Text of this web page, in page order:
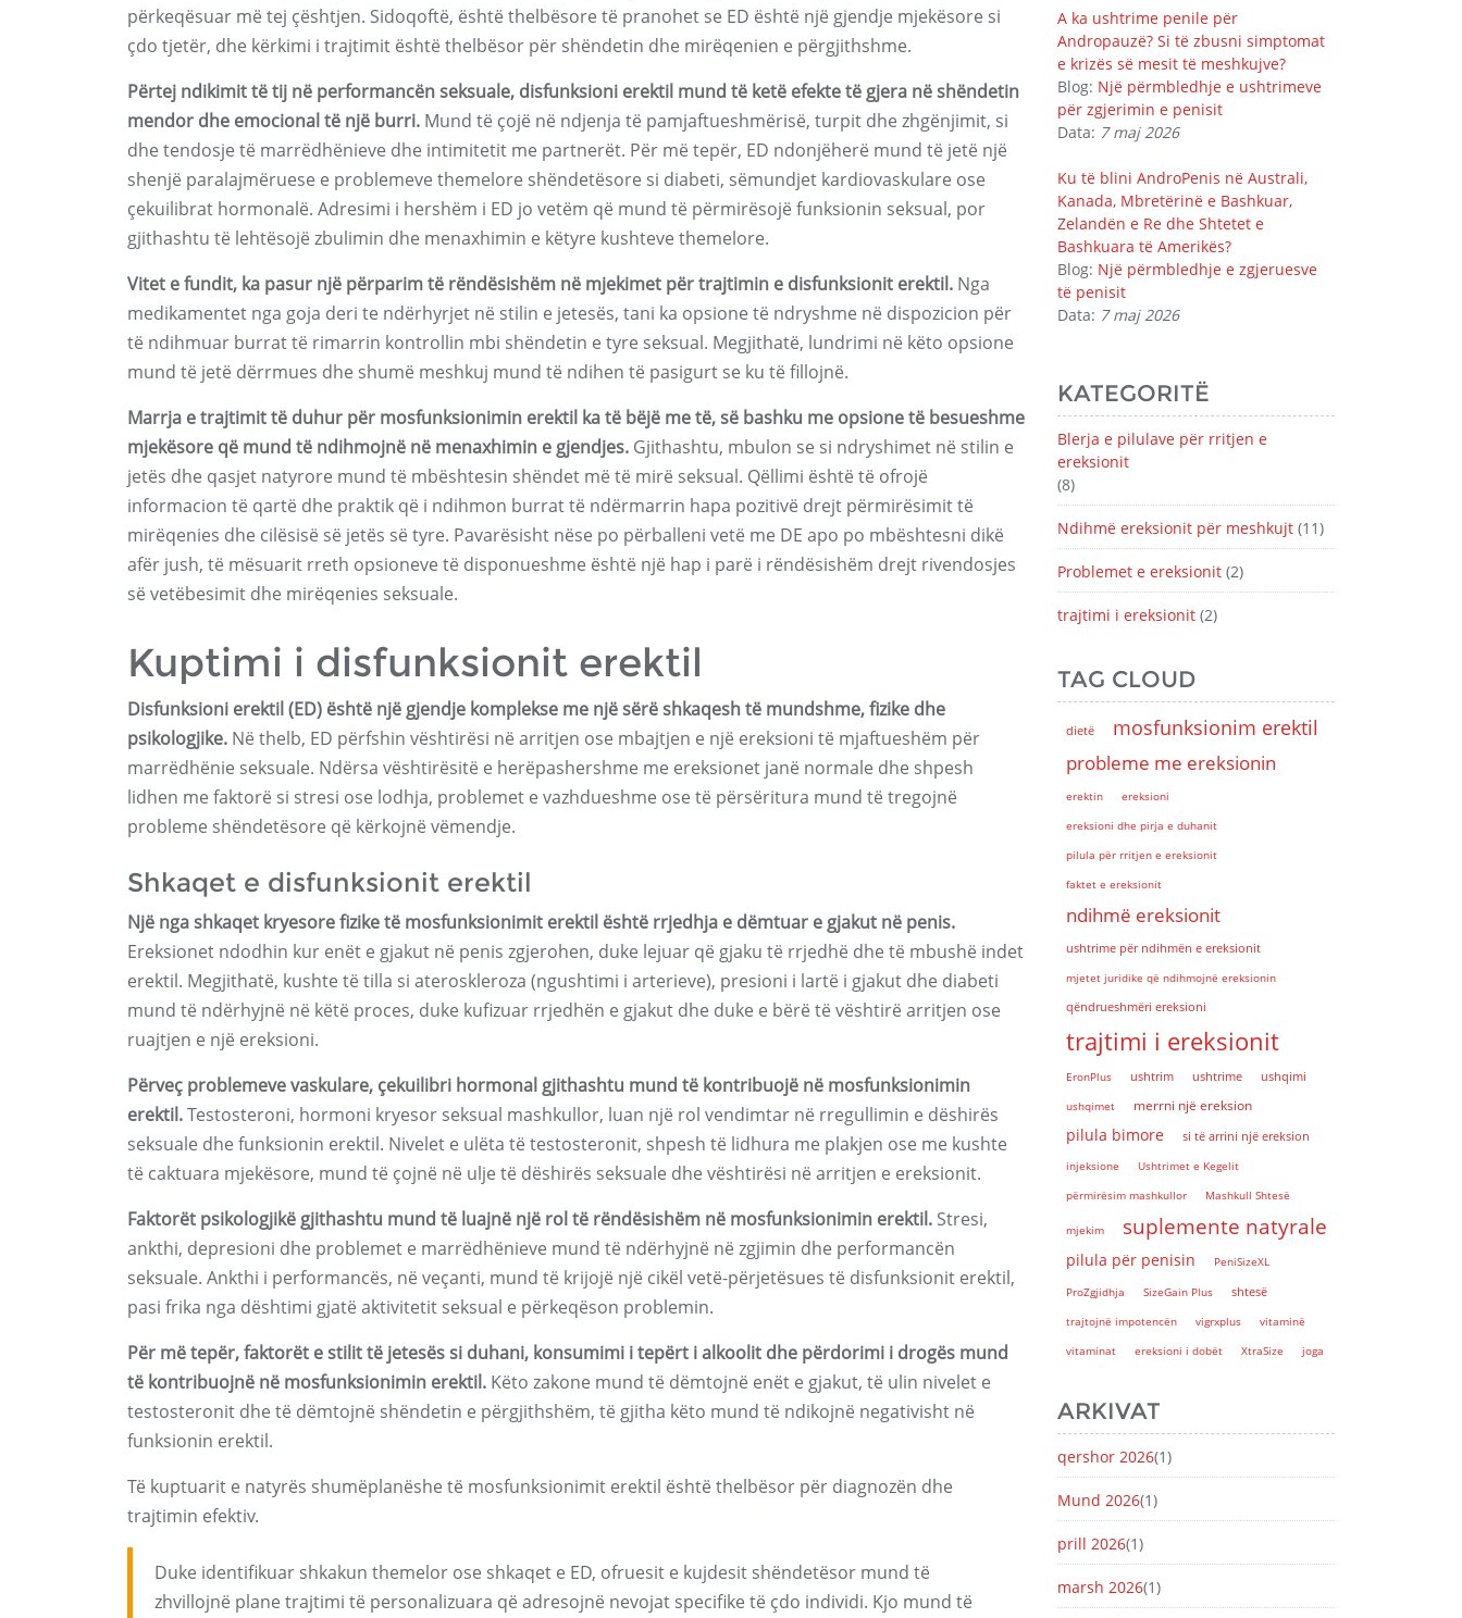
përkeqësuar më tej çështjen. Sidoqoftë, është thelbësore të pranohet se ED është një gjendje mjekësore si
çdo tjetër, dhe kërkimi i trajtimit është thelbësor për shëndetin dhe mirëqenien e përgjithshme.
Përtej ndikimit të tij në performancën seksuale, disfunksioni erektil mund të ketë efekte të gjera në shëndetin
mendor dhe emocional të një burri. Mund të çojë në ndjenja të pamjaftueshmërisë, turpit dhe zhgënjimit, si
dhe tendosje të marrëdhënieve dhe intimitetit me partnerët. Për më tepër, ED ndonjëherë mund të jetë një
shenjë paralajmëruese e problemeve themelore shëndetësore si diabeti, sëmundjet kardiovaskulare ose
çekuilibrat hormonalë. Adresimi i hershëm i ED jo vetëm që mund të përmirësojë funksionin seksual, por
gjithashtu të lehtësojë zbulimin dhe menaxhimin e këtyre kushteve themelore.
Vitet e fundit, ka pasur një përparim të rëndësishëm në mjekimet për trajtimin e disfunksionit erektil. Nga
medikamentet nga goja deri te ndërhyrjet në stilin e jetesës, tani ka opsione të ndryshme në dispozicion për
të ndihmuar burrat të rimarrin kontrollin mbi shëndetin e tyre seksual. Megjithatë, lundrimi në këto opsione
mund të jetë dërrmues dhe shumë meshkuj mund të ndihen të pasigurt se ku të fillojnë.
Marrja e trajtimit të duhur për mosfunksionimin erektil ka të bëjë me të, së bashku me opsione të besueshme
mjekësore që mund të ndihmojnë në menaxhimin e gjendjes. Gjithashtu, mbulon se si ndryshimet në stilin e
jetës dhe qasjet natyrore mund të mbështesin shëndet më të mirë seksual. Qëllimi është të ofrojë
informacion të qartë dhe praktik që i ndihmon burrat të ndërmarrin hapa pozitivë drejt përmirësimit të
mirëqenies dhe cilësisë së jetës së tyre. Pavarësisht nëse po përballeni vetë me DE apo po mbështesni dikë
afër jush, të mësuarit rreth opsioneve të disponueshme është një hap i parë i rëndësishëm drejt rivendosjes
së vetëbesimit dhe mirëqenies seksuale.
Kuptimi i disfunksionit erektil
Disfunksioni erektil (ED) është një gjendje komplekse me një sërë shkaqesh të mundshme, fizike dhe
psikologjike. Në thelb, ED përfshin vështirësi në arritjen ose mbajtjen e një ereksioni të mjaftueshëm për
marrëdhënie seksuale. Ndërsa vështirësitë e herëpashershme me ereksionet janë normale dhe shpesh
lidhen me faktorë si stresi ose lodhja, problemet e vazhdueshme ose të përsëritura mund të tregojnë
probleme shëndetësore që kërkojnë vëmendje.
Shkaqet e disfunksionit erektil
Një nga shkaqet kryesore fizike të mosfunksionimit erektil është rrjedhja e dëmtuar e gjakut në penis.
Ereksionet ndodhin kur enët e gjakut në penis zgjerohen, duke lejuar që gjaku të rrjedhë dhe të mbushë indet
erektil. Megjithatë, kushte të tilla si ateroskleroza (ngushtimi i arterieve), presioni i lartë i gjakut dhe diabeti
mund të ndërhyjnë në këtë proces, duke kufizuar rrjedhën e gjakut dhe duke e bërë të vështirë arritjen ose
ruajtjen e një ereksioni.
Përveç problemeve vaskulare, çekuilibri hormonal gjithashtu mund të kontribuojë në mosfunksionimin
erektil.Testosteroni, hormoni kryesor seksual mashkullor, luan një rol vendimtar në rregullimin e dëshirës
seksuale dhe funksionin erektil. Nivelet e ulëta të testosteronit, shpesh të lidhura me plakjen ose me kushte
të caktuara mjekësore, mund të çojnë në ulje të dëshirës seksuale dhe vështirësi në arritjen e ereksionit.
Faktorët psikologjikë gjithashtu mund të luajnë një rol të rëndësishëm në mosfunksionimin erektil. Stresi,
ankthi, depresioni dhe problemet e marrëdhënieve mund të ndërhyjnë në zgjimin dhe performancën
seksuale. Ankthi i performancës, në veçanti, mund të krijojë një cikël vetë-përjetësues të disfunksionit erektil,
pasi frika nga dështimi gjatë aktivitetit seksual e përkeqëson problemin.
Për më tepër, faktorët e stilit të jetesës si duhani, konsumimi i tepërt i alkoolit dhe përdorimi i drogës mund
të kontribuojnë në mosfunksionimin erektil. Këto zakone mund të dëmtojnë enët e gjakut, të ulin nivelet e
testosteronit dhe të dëmtojnë shëndetin e përgjithshëm, të gjitha këto mund të ndikojnë negativisht në
funksionin erektil.
Të kuptuarit e natyrës shumëplanëshe të mosfunksionimit erektil është thelbësor për diagnozën dhe
trajtimin efektiv.
Duke identifikuar shkakun themelor ose shkaqet e ED, ofruesit e kujdesit shëndetësor mund të
zhvillojnë plane trajtimi të personalizuara që adresojnë nevojat specifike të çdo individi. Kjo mund të
A ka ushtrime penile për
Andropauzë? Si të zbusni simptomat
e krizës së mesit të meshkujve?
Blog: Një përmbledhje e ushtrimeve
për zgjerimin e penisit
Data: 7 maj 2026
Ku të blini AndroPenis në Australi,
Kanada, Mbretërinë e Bashkuar,
Zelandën e Re dhe Shtetet e
Bashkuara të Amerikës?
Blog: Një përmbledhje e zgjeruesve
të penisit
Data: 7 maj 2026
KATEGORITË
Blerja e pilulave për rritjen e
ereksionit
(8)
Ndihmë ereksionit për meshkujt (11)
Problemet e ereksionit (2)
trajtimi i ereksionit (2)
TAG CLOUD
dietë mosfunksionim erektil
probleme me ereksionin
erektin
ereksioni
ereksioni dhe pirja e duhanit
pilula për rritjen e ereksionit
faktet e ereksionit
ndihmë ereksionit
ushtrime për ndihmën e ereksionit
mjetet juridike që ndihmojnë ereksionin
qëndrueshmëri ereksioni
trajtimi i ereksionit
EronPlus ushtrim ushtrime
ushqimi
ushqimet
merrni një ereksion
pilula bimore si të arrini një ereksion
injeksione
Ushtrimet e Kegelit
përmirësim mashkullor
Mashkull Shtesë
mjekim suplemente natyrale
pilula për penisin
PeniSizeXL
ProZgjidhja
SizeGain Plus shtesë
trajtojnë impotencën vigrxplus
vitaminë
vitaminat
ereksioni i dobët XtraSize joga
ARKIVAT
qershor 2026(1)
Mund 2026(1)
prill 2026(1)
marsh 2026(1)